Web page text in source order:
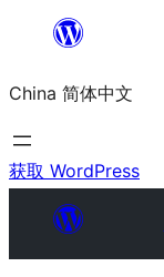
内
容
China 简体中文
获取 WordPress